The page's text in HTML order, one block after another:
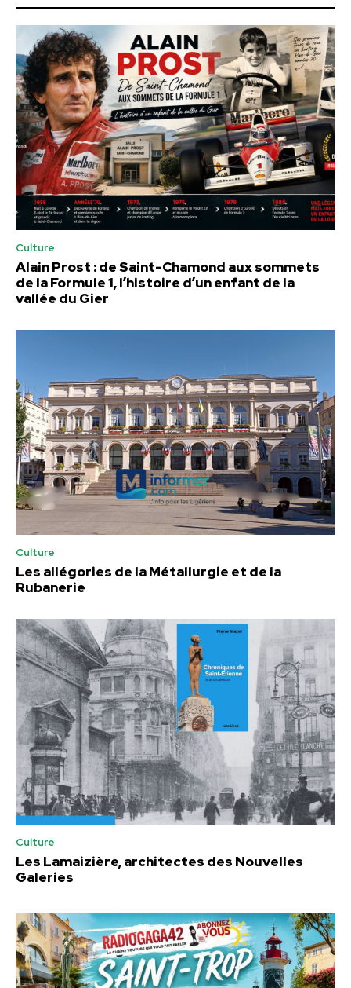
Culture
Alain Prost : de Saint-Chamond aux sommets
de la Formule 1, l’histoire d’un enfant de la
vallée du Gier
Culture
Les allégories de la Métallurgie et de la
Rubanerie
Culture
Les Lamaizière, architectes des Nouvelles
Galeries